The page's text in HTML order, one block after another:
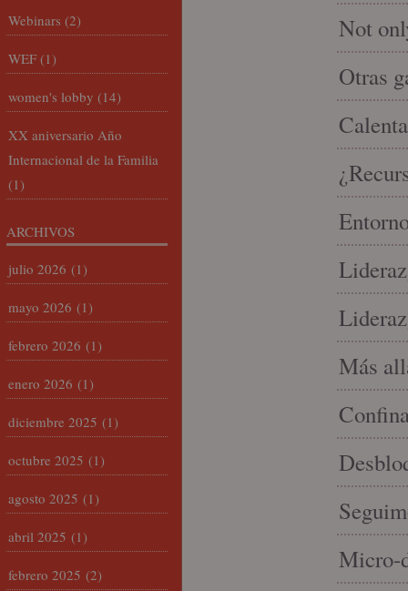
Not
Otras
Más
Micro-
Webinars (2)
WEF (1)
women's lobby (14)
XX aniversario Año
Internacional de la Familia
(1)
ARCHIVOS
julio 2026 (1)
mayo 2026 (1)
febrero 2026 (1)
enero 2026 (1)
diciembre 2025 (1)
octubre 2025 (1)
agosto 2025 (1)
abril 2025 (1)
febrero 2025 (2)